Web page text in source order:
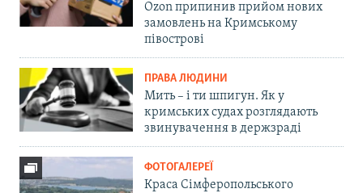
Ozon припинив прийом нових
замовлень на Кримському
півострові
ПРАВА ЛЮДИНИ
Мить – і ти шпигун. Як у
кримських судах розглядають
звинувачення в держзраді
ФОТОГАЛЕРЕЇ
Краса Сімферопольського